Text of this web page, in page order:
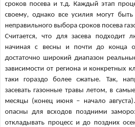
сроков посева и т.д. Каждый этап
своему, однако все усилия могут
неправильного выбора сроков посева
Считается, что для засева подходит
начиная с весны и почти до конца
достаточно широкий диапазон
зависимости от региона и конкретных
таки гораздо более сжатые. Так,
засевать газонные травы летом, в
месяцы (конец июня – начало
опасны для всходов поздними
откладывать процесс и до поздних